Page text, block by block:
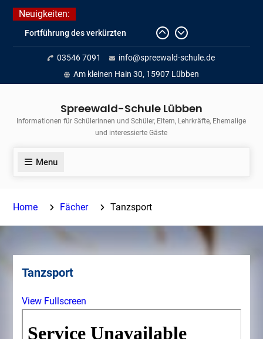
Skip
content
Neuigkeiten:
Fortführung des verkürzten
Unterrichts aufgrund der hohen
Temperaturen (22.06. bis
voraussichtlich zum 26.06.2026)
Journalismus hautnah
Insellauf 2026
03546 7091
info@spreewald-schule.de
Am kleinen Hain 30, 15907 Lübben
Spreewald-Schule Lübben
Informationen für Schülerinnen und Schüler, Eltern, Lehrkräfte, Ehemalige
und interessierte Gäste
Menu
Home Fächer Tanzsport
Tanzsport
View Fullscreen
PDF-